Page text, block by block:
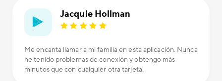
Jacquie Hollman
Me encanta llamar a mi familia en esta aplicación. Nunca
he tenido problemas de conexión y obtengo más
minutos que con cualquier otra tarjeta.